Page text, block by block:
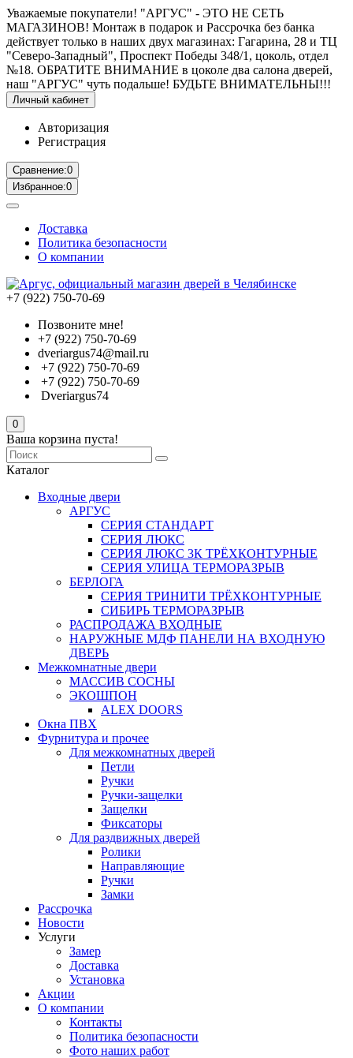
Уважаемые покупатели! "АРГУС" - ЭТО НЕ СЕТЬ
МАГАЗИНОВ! Монтаж в подарок и Рассрочка без банка
действует только в наших двух магазинах: Гагарина, 28 и ТЦ
"Северо-Западный", Проспект Победы 348/1, цоколь, отдел
№18. ОБРАТИТЕ ВНИМАНИЕ в цоколе два салона дверей,
наш "АРГУС" чуть подальше! БУДЬТЕ ВНИМАТЕЛЬНЫ!!!
Личный кабинет
Авторизация
Регистрация
Сравнение:0
Избранное:0
Доставка
Политика безопасности
О компании
+7 (922) 750-70-69
Позвоните мне!
+7 (922) 750-70-69
dveriargus74@mail.ru
+7 (922) 750-70-69
+7 (922) 750-70-69
Dveriargus74
0
Ваша корзина пуста!
Каталог
Входные двери
АРГУС
СЕРИЯ СТАНДАРТ
СЕРИЯ ЛЮКС
СЕРИЯ ЛЮКС 3К ТРЁХКОНТУРНЫЕ
СЕРИЯ УЛИЦА ТЕРМОРАЗРЫВ
БЕРЛОГА
СЕРИЯ ТРИНИТИ ТРЁХКОНТУРНЫЕ
СИБИРЬ ТЕРМОРАЗРЫВ
РАСПРОДАЖА ВХОДНЫЕ
НАРУЖНЫЕ МДФ ПАНЕЛИ НА ВХОДНУЮ
ДВЕРЬ
Межкомнатные двери
МАССИВ СОСНЫ
ЭКОШПОН
ALEX DOORS
Окна ПВХ
Фурнитура и прочее
Для межкомнатных дверей
Петли
Ручки
Ручки-защелки
Защелки
Фиксаторы
Для раздвижных дверей
Ролики
Направляющие
Ручки
Замки
Рассрочка
Новости
Услуги
Замер
Доставка
Установка
Акции
О компании
Контакты
Политика безопасности
Фото наших работ